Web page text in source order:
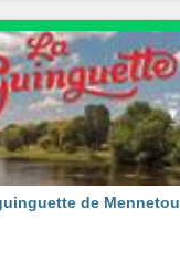
de Mennetou